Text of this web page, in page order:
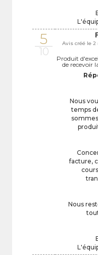
5
10
Avis créé le 2
Produit
de recevoir
Nous
temps
facture,
Nous